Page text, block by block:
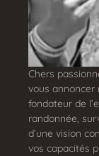
Chers
vous annoncer
fondateur de
randonnée,
d’une vision
vos capacités